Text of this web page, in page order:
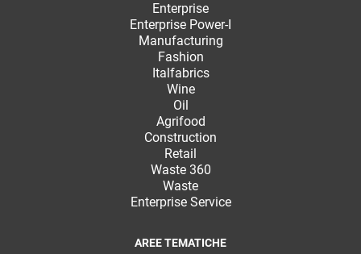
Enterprise
Enterprise Power-I
Manufacturing
Fashion
Italfabrics
Wine
Oil
Agrifood
Construction
Retail
Waste 360
Waste
Enterprise Service
AREE TEMATICHE